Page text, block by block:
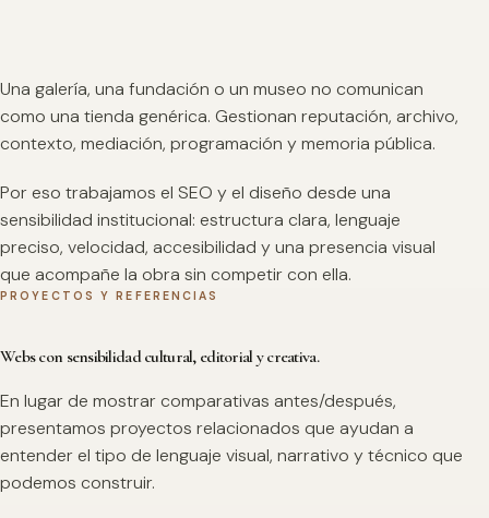
Una galería, una fundación o un museo no comunican
como una tienda genérica. Gestionan reputación, archivo,
contexto, mediación, programación y memoria pública.
Por eso trabajamos el SEO y el diseño desde una
sensibilidad institucional: estructura clara, lenguaje
preciso, velocidad, accesibilidad y una presencia visual
que acompañe la obra sin competir con ella.
PROYECTOS Y REFERENCIAS
Webs con sensibilidad cultural, editorial y creativa.
En lugar de mostrar comparativas antes/después,
presentamos proyectos relacionados que ayudan a
entender el tipo de lenguaje visual, narrativo y técnico que
podemos construir.